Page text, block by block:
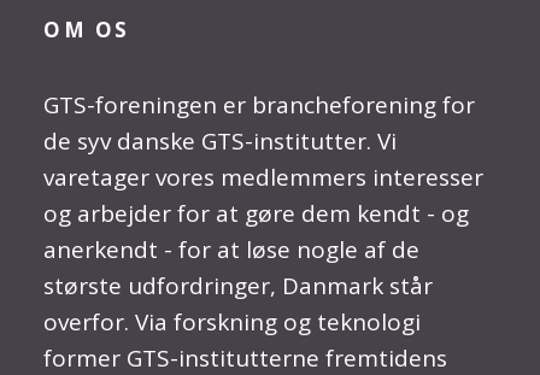
OM OS
GTS-foreningen er brancheforening for
de syv danske GTS-institutter. Vi
varetager vores medlemmers interesser
og arbejder for at gøre dem kendt - og
anerkendt - for at løse nogle af de
største udfordringer, Danmark står
overfor. Via forskning og teknologi
former GTS-institutterne fremtidens